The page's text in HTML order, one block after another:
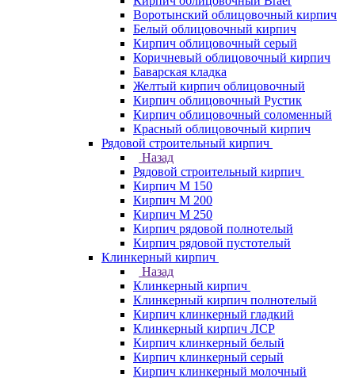
Воротынский облицовочный кирпич
Белый облицовочный кирпич
Кирпич облицовочный серый
Коричневый облицовочный кирпич
Баварская кладка
Желтый кирпич облицовочный
Кирпич облицовочный Рустик
Кирпич облицовочный соломенный
Красный облицовочный кирпич
Рядовой строительный кирпич
Назад
Рядовой строительный кирпич
Кирпич М 150
Кирпич М 200
Кирпич М 250
Кирпич рядовой полнотелый
Кирпич рядовой пустотелый
Клинкерный кирпич
Назад
Клинкерный кирпич
Клинкерный кирпич полнотелый
Кирпич клинкерный гладкий
Клинкерный кирпич ЛСР
Кирпич клинкерный белый
Кирпич клинкерный серый
Кирпич клинкерный молочный